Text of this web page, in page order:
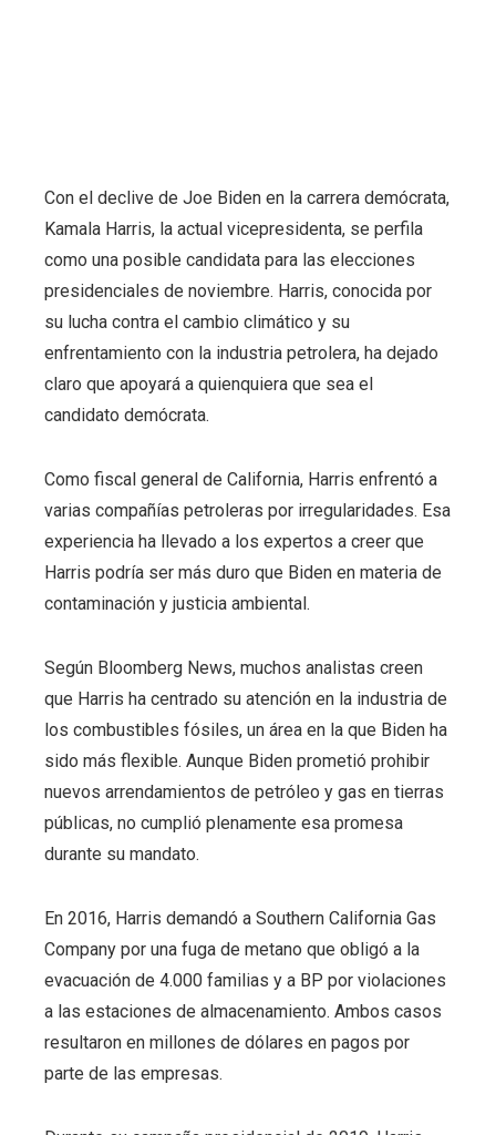
Con el declive de Joe Biden en la carrera demócrata,
Kamala Harris, la actual vicepresidenta, se perfila
como una posible candidata para las elecciones
presidenciales de noviembre. Harris, conocida por
su lucha contra el cambio climático y su
enfrentamiento con la industria petrolera, ha dejado
claro que apoyará a quienquiera que sea el
candidato demócrata.
Como fiscal general de California, Harris enfrentó a
varias compañías petroleras por irregularidades. Esa
experiencia ha llevado a los expertos a creer que
Harris podría ser más duro que Biden en materia de
contaminación y justicia ambiental.
Según Bloomberg News, muchos analistas creen
que Harris ha centrado su atención en la industria de
los combustibles fósiles, un área en la que Biden ha
sido más flexible. Aunque Biden prometió prohibir
nuevos arrendamientos de petróleo y gas en tierras
públicas, no cumplió plenamente esa promesa
durante su mandato.
En 2016, Harris demandó a Southern California Gas
Company por una fuga de metano que obligó a la
evacuación de 4.000 familias y a BP por violaciones
a las estaciones de almacenamiento. Ambos casos
resultaron en millones de dólares en pagos por
parte de las empresas.